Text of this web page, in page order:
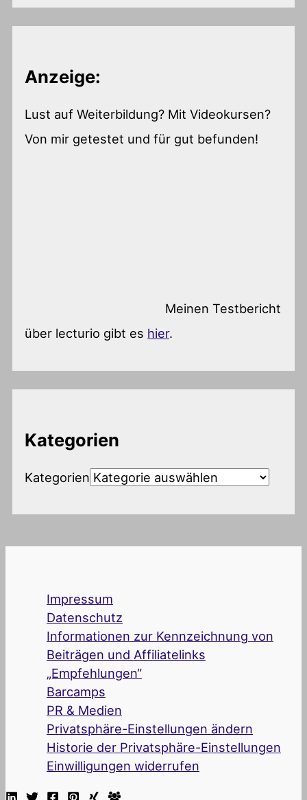
Anzeige:
Lust auf Weiterbildung? Mit Videokursen?
Von mir getestet und für gut befunden!
Meinen Testbericht
über lecturio gibt es hier.
Kategorien
Kategorien
Impressum
Datenschutz
Informationen zur Kennzeichnung von
Beiträgen und Affiliatelinks
„Empfehlungen“
Barcamps
PR & Medien
Privatsphäre-Einstellungen ändern
Historie der Privatsphäre-Einstellungen
Einwilligungen widerrufen